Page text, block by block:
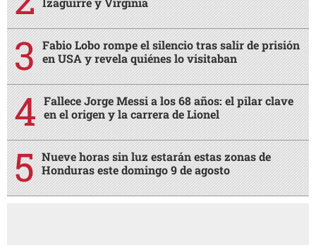
Fabio Lobo rompe el silencio tras salir de prisión
en USA y revela quiénes lo visitaban
Fallece Jorge Messi a los 68 años: el pilar clave
en el origen y la carrera de Lionel
Nueve horas sin luz estarán estas zonas de
Honduras este domingo 9 de agosto